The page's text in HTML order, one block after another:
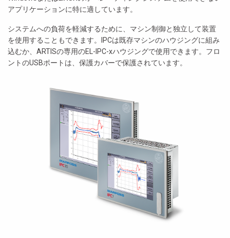
アプリケーションに特に適しています。
システムへの負荷を軽減するために、マシン制御と独立して装置
を使用することもできます。IPCは既存マシンのハウジングに組み
込むか、ARTISの専用のEL-IPC-xハウジングで使用できます。フロ
ントのUSBポートは、保護カバーで保護されています。